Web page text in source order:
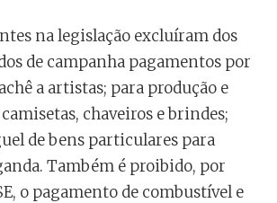
na legislação excluíram dos
de campanha pagamentos por
a artistas; para produção e
chaveiros e brindes;
de bens particulares para
Também é proibido, por
o pagamento de combustível e